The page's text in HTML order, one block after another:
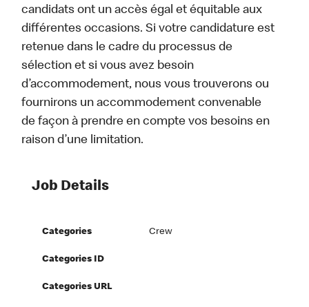
candidats ont un accès égal et équitable aux
différentes occasions. Si votre candidature est
retenue dans le cadre du processus de
sélection et si vous avez besoin
d’accommodement, nous vous trouverons ou
fournirons un accommodement convenable
de façon à prendre en compte vos besoins en
raison d’une limitation.
Job Details
Categories Crew
Categories ID
Categories URL